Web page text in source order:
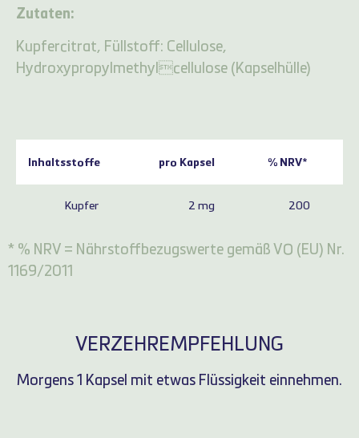
Zutaten:
Kupfercitrat, Füllstoff: Cellulose,
Hydroxypropylmethylcellulose (Kapselhülle)
Inhaltsstoffe pro Kapsel % NRV*
Kupfer 2 mg 200
* % NRV = Nährstoffbezugswerte gemäß VO (EU) Nr.
1169/2011
VERZEHREMPFEHLUNG
Morgens 1 Kapsel mit etwas Flüssigkeit einnehmen.